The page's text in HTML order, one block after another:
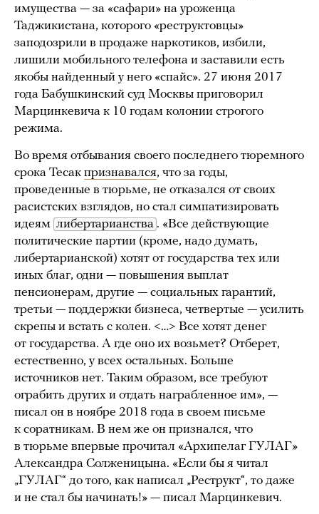
имущества — за «сафари» на уроженца
Таджикистана, которого «реструктовцы»
заподозрили в продаже наркотиков, избили,
лишили мобильного телефона и заставили есть
якобы найденный у него «спайс». 27 июня 2017
года Бабушкинский суд Москвы приговорил
Марцинкевича к 10 годам колонии строгого
режима.
Во время отбывания своего последнего тюремного
срока Тесак признавался, что за годы,
проведенные в тюрьме, не отказался от своих
расистских взглядов, но стал симпатизировать
идеям либертарианства . «Все действующие
политические партии (кроме, надо думать,
либертарианской) хотят от государства тех или
иных благ, одни — повышения выплат
пенсионерам, другие — социальных гарантий,
третьи — поддержки бизнеса, четвертые — усилить
скрепы и встать с колен. <…> Все хотят денег
от государства. А где оно их возьмет? Отберет,
естественно, у всех остальных. Больше
источников нет. Таким образом, все требуют
ограбить других и отдать награбленное им», —
писал он в ноябре 2018 года в своем письме
к соратникам. В нем же он признался, что
в тюрьме впервые прочитал «Архипелаг ГУЛАГ»
Александра Солженицына. «Если бы я читал
„ГУЛАГ“ до того, как написал „Реструкт“, то даже
и не стал бы начинать!» — писал Марцинкевич.